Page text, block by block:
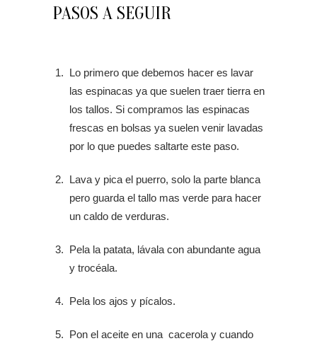
PASOS A SEGUIR
Lo primero que debemos hacer es lavar
las espinacas ya que suelen traer tierra en
los tallos. Si compramos las espinacas
frescas en bolsas ya suelen venir lavadas
por lo que puedes saltarte este paso.
Lava y pica el puerro, solo la parte blanca
pero guarda el tallo mas verde para hacer
un caldo de verduras.
Pela la patata, lávala con abundante agua
y trocéala.
Pela los ajos y pícalos.
Pon el aceite en una cacerola y cuando